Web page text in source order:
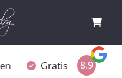
Gratis achteraf betalen
8.9